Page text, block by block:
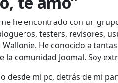
he encontrado con un
testers, revisores,
Wallonie. He conocido a
la comunidad Joomal. Soy
desde mi pc, detrás de mi